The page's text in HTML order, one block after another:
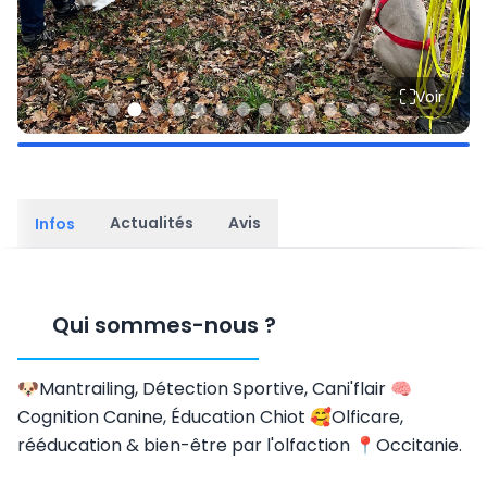
Voir
Infos Actualités Avis
Qui sommes-nous ?
🐶Mantrailing, Détection Sportive, Cani'flair 🧠
Cognition Canine, Éducation Chiot 🥰Olficare,
rééducation & bien-être par l'olfaction 📍Occitanie.